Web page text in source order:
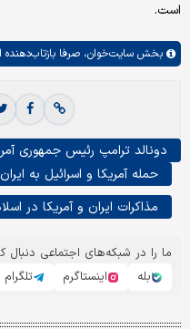
است.
بخش سایت‌خوان، صرفا
دونالد ترامپ رئیس جمهوری
حمله آمریکا و اسرائیل به ایران
مذاکرات ایران و آمریکا در
ما را در شبکه‌های اجتماعی دنبال
بله
اینستاگرم تلگرام